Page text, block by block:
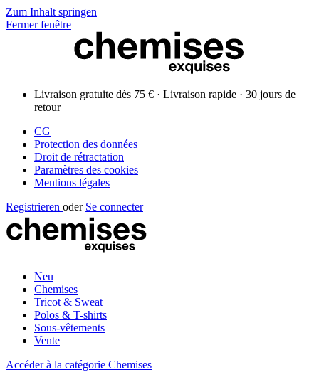
Zum Inhalt springen
Fermer fenêtre
Livraison gratuite dès 75 € · Livraison rapide · 30 jours de
retour
CG
Protection des données
Droit de rétractation
Paramètres des cookies
Mentions légales
Registrieren oder Se connecter
Neu
Chemises
Tricot & Sweat
Polos & T-shirts
Sous-vêtements
Vente
Accéder à la catégorie Chemises